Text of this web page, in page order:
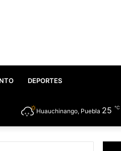
DEPORTES
Huauchinango, Puebla 25 ℃